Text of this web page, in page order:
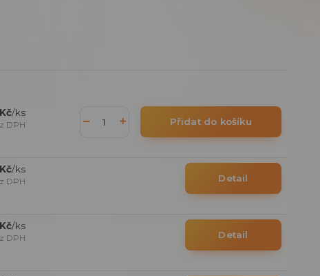
/ks
DPH Přidat do košíku
/ks
DPH Detail
/ks
DPH Detail